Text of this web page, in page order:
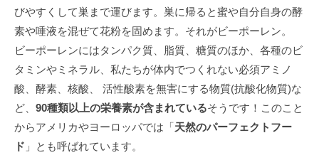
びやすくして巣まで運びます。巣に帰ると蜜や自分自身の酵
素や唾液を混ぜて花粉を固めます。それがビーポーレン。
ビーポーレンにはタンパク質、脂質、糖質のほか、各種のビ
タミンやミネラル、私たちが体内でつくれない必須アミノ
酸、酵素、核酸、 活性酸素を無害にする物質(抗酸化物質)な
ど、 90種類以上の栄養素が含まれているそうです！このこと
からアメリカやヨーロッパでは「天然のパーフェクトフー
ド 」とも呼ばれています。